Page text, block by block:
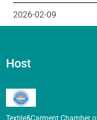
2026-02-09
Host
Textile&Carment Chamber